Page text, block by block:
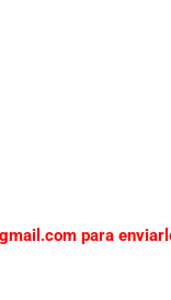
para